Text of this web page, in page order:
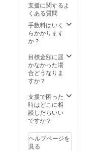
S、M、
L、
XL）
支援に関するよ
くある質問
手数料はいく
らかかります
か？
目標金額に届
かなかった場
合どうなりま
すか？
支援で困った
時はどこに相
談したらいい
ですか？
ヘルプページを
見る